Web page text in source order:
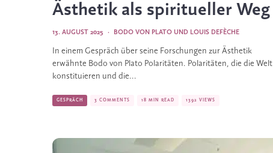
Ästhetik als spiritueller Weg
BODO VON PLATO UND LOUIS DEFÈCHE
·
13. AUGUST 2025
In einem Gespräch über seine Forschungen zur Ästhetik
erwähnte Bodo von Plato Polaritäten. Polaritäten, die die Welt
konstituieren und die...
GESPRÄCH 3 COMMENTS 18 MIN READ 1392 VIEWS